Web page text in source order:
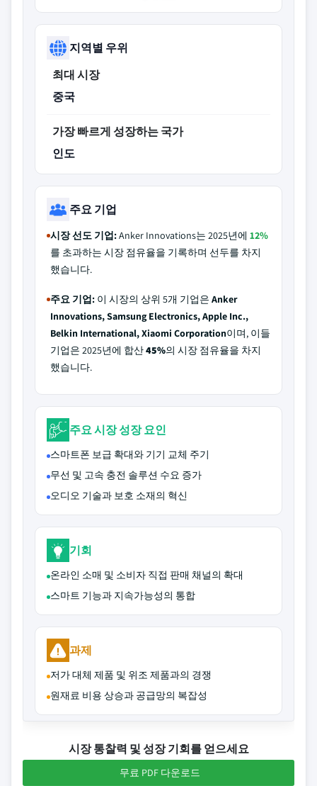
지역별 우위
최대 시장
중국
가장 빠르게 성장하는 국가
인도
주요 기업
시장 선도 기업:Anker Innovations는 2025년에 12%
를 초과하는 시장 점유율을 기록하며 선두를 차지
했습니다.
주요 기업: 이 시장의 상위 5개 기업은 Anker
Innovations, Samsung Electronics, Apple Inc.,
Belkin International, Xiaomi Corporation이며, 이들
기업은 2025년에 합산45%의 시장 점유율을 차지
했습니다.
주요 시장 성장 요인
스마트폰 보급 확대와 기기 교체 주기
무선 및 고속 충전 솔루션 수요 증가
오디오 기술과 보호 소재의 혁신
기회
온라인 소매 및 소비자 직접 판매 채널의 확대
스마트 기능과 지속가능성의 통합
과제
저가 대체 제품 및 위조 제품과의 경쟁
원재료 비용 상승과 공급망의 복잡성
시장 통찰력 및 성장 기회를 얻으세요
무료 PDF 다운로드